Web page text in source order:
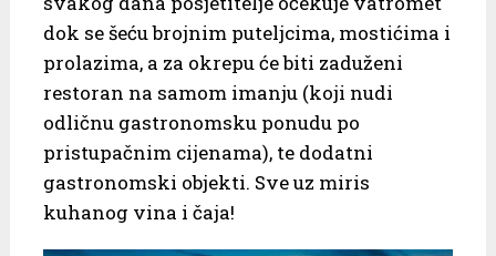
dok se šeću brojnim puteljcima, mostićima i
prolazima, a za okrepu će biti zaduženi
restoran na samom imanju (koji nudi
odličnu gastronomsku ponudu po
pristupačnim cijenama), te dodatni
gastronomski objekti. Sve uz miris
kuhanog vina i čaja!